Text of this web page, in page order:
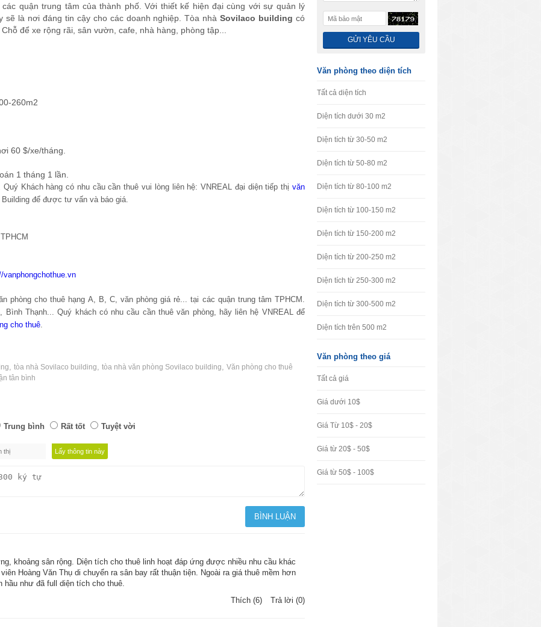
quận trung tâm của thành phố. Với thiết kế hiện đại cùng với sự quản lý
sẽ là nơi đáng tin cậy cho các doanh nghiệp. Tòa nhàSovilaco buildingcó
để xe rộng rãi, sân vườn, cafe, nhà hàng, phòng tập...
260m2
60 $/xe/tháng.
1 tháng 1 lần.
Khách hàng có nhu cầu cần thuê vui lòng liên hệ: VNREAL đại diện tiếp thị văn
để được tư vấn và báo giá.
vanphongchothue.vn
phòng cho thuê hạng A, B, C, văn phòng giá rẻ... tại các quận trung tâm TPHCM.
Bình Thạnh... Quý khách có nhu cầu cần thuê văn phòng, hãy liên hệ VNREAL để
cho thuê
tòa nhà Sovilaco building tòa nhà văn phòng Sovilaco building
Văn phòng cho thuê
tân bình
Trung bình Rất tốt Tuyệt vời
khoảng sân rộng. Diện tích cho thuê linh hoạt đáp ứng được nhiều nhu cầu khác
Hoàng Văn Thụ di chuyển ra sân bay rất thuận tiện. Ngoài ra giá thuê mềm hơn
như đã full diện tích cho thuê.
Thích (6)
Trả lời (0)
Văn phòng theo diện tích
Tất cả diện tích
Diện tích dưới 30 m2
Diện tích từ 30-50 m2
Diện tích từ 50-80 m2
Diện tích từ 80-100 m2
Diện tích từ 100-150 m2
Diện tích từ 150-200 m2
Diện tích từ 200-250 m2
Diện tích từ 250-300 m2
Diện tích từ 300-500 m2
Diện tích trên 500 m2
Văn phòng theo giá
Tất cả giá
Giá dưới 10$
Giá Từ 10$ - 20$
Giá từ 20$ - 50$
Giá từ 50$ - 100$